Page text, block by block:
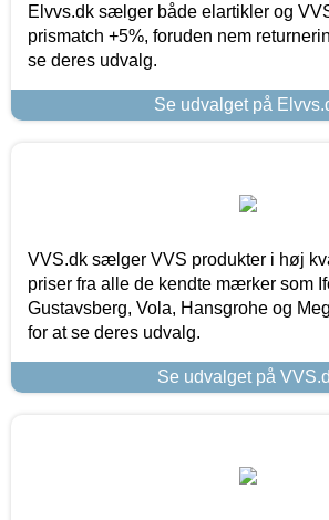
Elvvs.dk sælger både elartikler og
prismatch +5%, foruden nem
se deres udvalg.
Se udvalget på
VVS.dk sælger VVS produkter i høj
priser fra alle de kendte mærker som
Gustavsberg, Vola, Hansgrohe og
for at se deres udvalg.
Se udvalget på